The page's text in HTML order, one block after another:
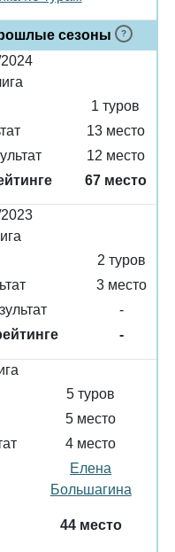
сезоны
1 туров
13 место
12 место
67 место
2 туров
3 место
-
-
5 туров
5 место
4 место
Елена
Большагина
44 место